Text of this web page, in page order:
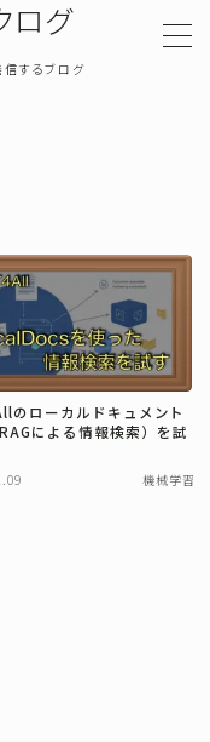
ログ
信するブログ
のローカルドキュメント
による情報検索）を試
機械学習